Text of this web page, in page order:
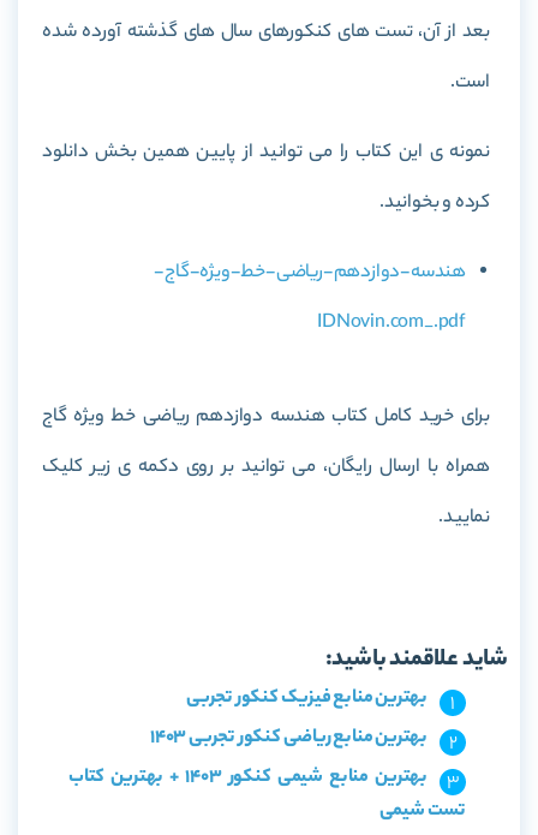
بعد از آن، تست های کنکورهای سال های گذشته آورده شده
است.
نمونه ی این کتاب را می توانید از پایین همین بخش دانلود
کرده و بخوانید.
هندسه-دوازدهم-ریاضی-خط-ویژه-گاج-
IDNovin.com_.pdf
برای خرید کامل کتابهندسه دوازدهم ریاضی خط ویژه گاج
همراه با ارسال رایگان، می توانید بر روی دکمه ی زیر کلیک
نمایید.
شاید علاقمند باشید:
بهترین منابع فیزیک کنکور تجربی
بهترین منابع ریاضی کنکور تجربی 1403
بهترین منابع شیمی کنکور 1403 + بهترین کتاب
تست شیمی